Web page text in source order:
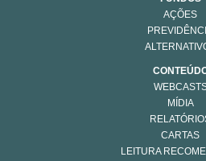
AÇÕES
MÍDIA
CARTAS
LEITURA